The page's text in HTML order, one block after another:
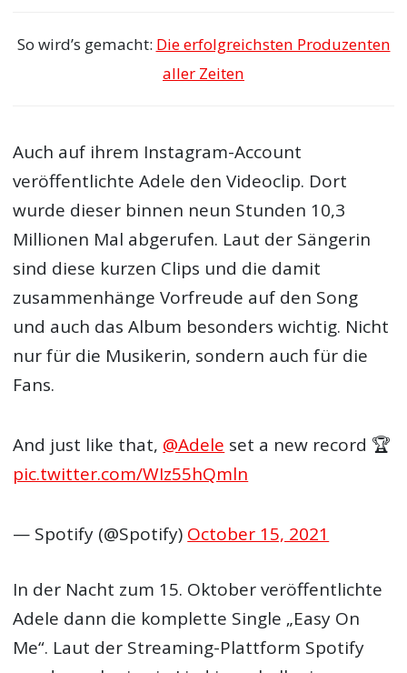
So wird’s gemacht: Die erfolgreichsten Produzenten
aller Zeiten
Auch auf ihrem Instagram-Account
veröffentlichte Adele den Videoclip. Dort
wurde dieser binnen neun Stunden 10,3
Millionen Mal abgerufen. Laut der Sängerin
sind diese kurzen Clips und die damit
zusammenhänge Vorfreude auf den Song
und auch das Album besonders wichtig. Nicht
nur für die Musikerin, sondern auch für die
Fans.
And just like that, @Adele set a new record 🏆
pic.twitter.com/WIz55hQmln
— Spotify (@Spotify) October 15, 2021
In der Nacht zum 15. Oktober veröffentlichte
Adele dann die komplette Single „Easy On
Me“. Laut der Streaming-Plattform Spotify